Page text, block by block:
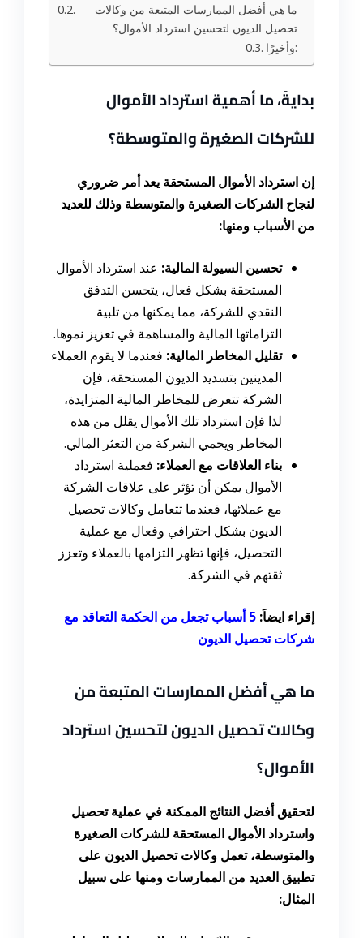
ما هي أفضل الممارسات المتبعة من وكالات
تحصيل الديون لتحسين استرداد الأموال؟
وأخيرًا:
بدايةً، ما أهمية استرداد الأموال
للشركات الصغيرة والمتوسطة؟
إن استرداد الأموال المستحقة يعد أمر ضروري
لنجاح الشركات الصغيرة والمتوسطة وذلك للعديد
من الأسباب ومنها:
تحسين السيولة المالية: عند استرداد الأموال
المستحقة بشكل فعال، يتحسن التدفق
النقدي للشركة، مما يمكنها من تلبية
التزاماتها المالية والمساهمة في تعزيز نموها.
تقليل المخاطر المالية: فعندما لا يقوم العملاء
المدينين بتسديد الديون المستحقة، فإن
الشركة تتعرض للمخاطر المالية المتزايدة،
لذا فإن استرداد تلك الأموال يقلل من هذه
المخاطر ويحمي الشركة من التعثر المالي.
بناء العلاقات مع العملاء: فعملية استرداد
الأموال يمكن أن تؤثر على علاقات الشركة
مع عملائها، فعندما تتعامل وكالات تحصيل
الديون بشكل احترافي وفعال مع عملية
التحصيل، فإنها تظهر التزامها بالعملاء وتعزز
ثقتهم في الشركة.
إقراء ايضاَ:
أسباب تجعل من الحكمة التعاقد مع
شركات تحصيل الديون
ما هي أفضل الممارسات المتبعة من
وكالات تحصيل الديون لتحسين استرداد
الأموال؟
لتحقيق أفضل النتائج الممكنة في عملية تحصيل
واسترداد الأموال المستحقة للشركات الصغيرة
والمتوسطة، تعمل وكالات تحصيل الديون على
تطبيق العديد من الممارسات ومنها على سبيل
المثال: